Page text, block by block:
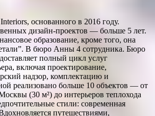
основанного в 2016 году.
дизайн-проектов — больше 5 лет.
образование, кроме того, она
В бюро Анны 4 сотрудника. Бюро
полный цикл услуг
включая проектирование,
надзор, комплектацию и
реализовано больше 10 объектов — от
(30 м²) до интерьеров теплохода
стили: современная
путешествиями,